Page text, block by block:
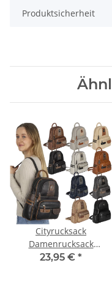
Produktsicherheit
Cityrucksack
Damenrucksack
Tagesrucksack Stadt
23,95 € *